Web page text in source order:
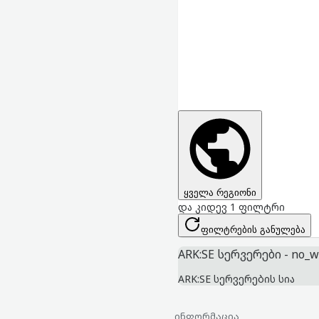
ყველა რეგიონი
და კიდევ 1 ფილტრი
ფილტრების განულება
ARK:SE სერვერები -
ARK:SE სერვერების სია
ინფორმაცია